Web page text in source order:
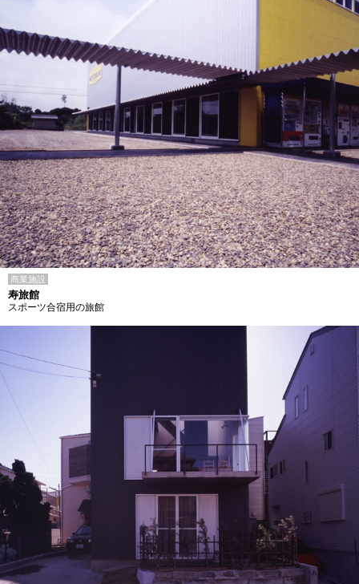
商業施設
寿旅館
スポーツ合宿用の旅館